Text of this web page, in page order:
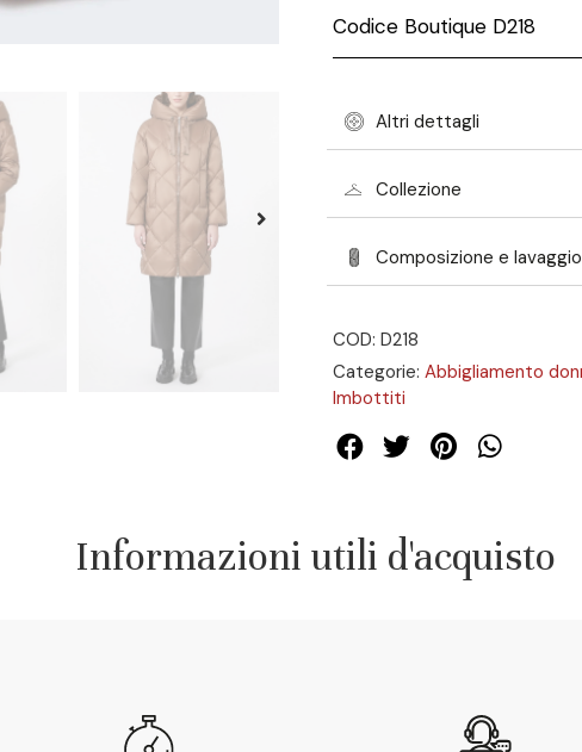
Codice Boutique D218
Altri dettagli
Collezione
Composizione e lavaggio
COD: D218
Categorie: Abbigliamento
Imbottiti
Informazioni utili d'acquisto